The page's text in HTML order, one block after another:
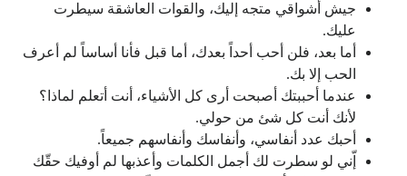
جيش أشواقي متجه إليك، والقوات العاشقة سيطرت
عليك.
أما بعد، فلن أحب أحداً بعدك، أما قبل فأنا أساساً لم أعرف
الحب إلا بك.
عندما أحببتك أصبحت أرى كل الأشياء، أنت أتعلم لماذا؟
لأنك أنت كل شئ من حولي.
أحبك عدد أنفاسي، وأنفاسك وأنفاسهم جميعاً.
إّني لو سطرت لك أجمل الكلمات وأعذبها لم أوفيك حقّك